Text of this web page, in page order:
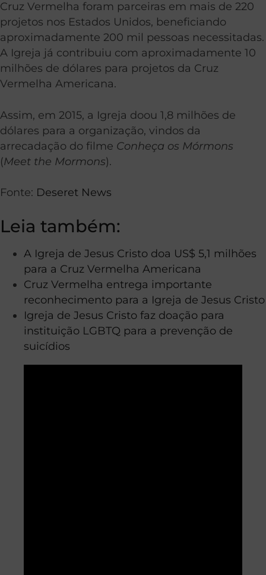
Cruz Vermelha foram parceiras em mais de 220
projetos nos Estados Unidos, beneficiando
aproximadamente 200 mil pessoas necessitadas.
A Igreja já contribuiu com aproximadamente 10
milhões de dólares para projetos da Cruz
Vermelha Americana.
Assim, em 2015, a Igreja doou 1,8 milhões de
dólares para a organização, vindos da
arrecadação do filme Conheça os Mórmons
(Meet the Mormons).
Fonte: Deseret News
Leia também:
A Igreja de Jesus Cristo doa US$ 5,1 milhões
para a Cruz Vermelha Americana
Cruz Vermelha entrega importante
reconhecimento para a Igreja de Jesus Cristo
Igreja de Jesus Cristo faz doação para
instituição LGBTQ para a prevenção de
suicídios